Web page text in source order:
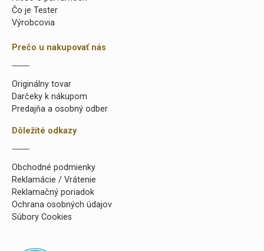
Čo je Tester
Výrobcovia
Prečo u nakupovať nás
Originálny tovar
Darčeky k nákupom
Predajňa a osobný odber
Dôležité odkazy
Obchodné podmienky
Reklamácie / Vrátenie
Reklamačný poriadok
Ochrana osobných údajov
Súbory Cookies